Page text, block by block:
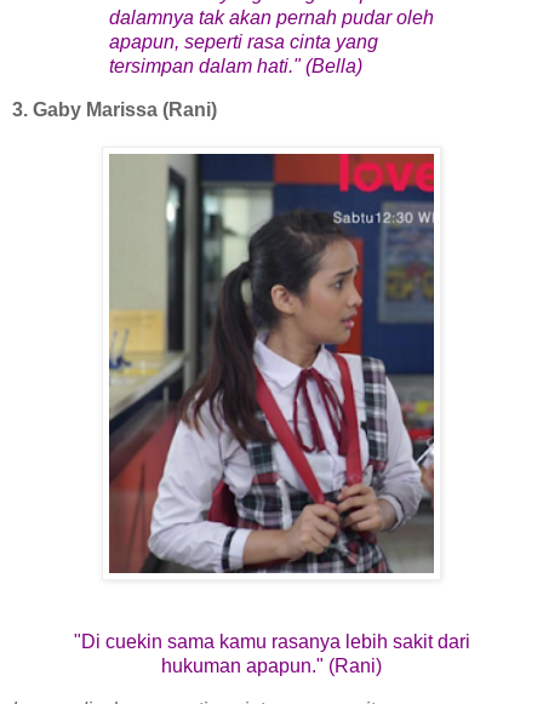
dalamnya tak akan pernah pudar oleh
apapun, seperti rasa cinta yang
tersimpan dalam hati." (Bella)
3. Gaby Marissa (Rani)
"Di cuekin sama kamu rasanya lebih sakit dari
hukuman apapun." (Rani)